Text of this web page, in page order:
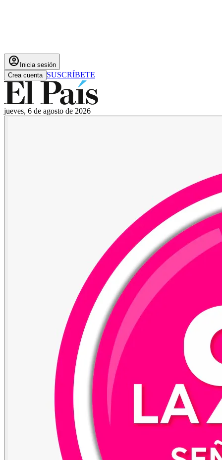
account_circle Inicia sesión
Crea cuenta SUSCRÍBETE
jueves, 6 de agosto de 2026